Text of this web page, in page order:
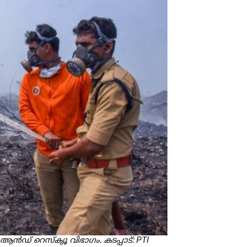
റെസ്‌ക്യൂ വിഭാഗം. കടപ്പാട്: PTI